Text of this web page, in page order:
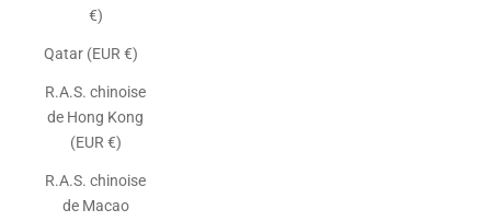
€)
Qatar (EUR €)
R.A.S. chinoise
de Hong Kong
(EUR €)
R.A.S. chinoise
de Macao